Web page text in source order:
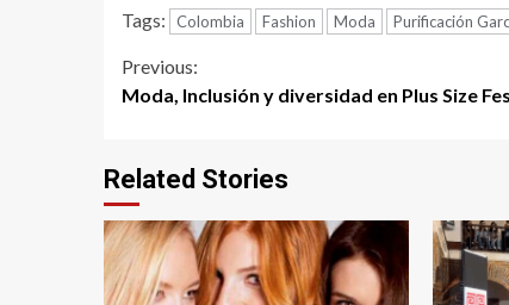
Tags: Colombia Fashion Moda Purificación
Continue
Previous:
Moda, Inclusión y diversidad en Plus Size
Related Stories